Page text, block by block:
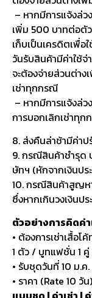
– หากมีการแจ้งล่ว
เพิ่ม 500 บาทต่อตั
เก็บเป็นเครดิตเพื่อ
วันรับสินค้ามีค่าใช้
จะต้องจ่ายส่วนต่าง
เช่าทุกกรณี
– หากมีการแจ้งล่ว
การบอกเลิกเช่าทุ
8. ส่งคืนล่าช้ามีค่า
9. กรณีสินค้าชำรุด
ษัทฯ (หักจากเงินปร
10. กรณีสินค้าสูญห
ซึ่งหากเกินวงเงินป
ตัวอย่างการคิดค่า
• ต้องการเช่าเสื้อ
1 ตัว / บูทแฟชั่น 1 คู่
• รับชุดวันที่ 10 ม.
• ราคา (Rate 10 วัน)